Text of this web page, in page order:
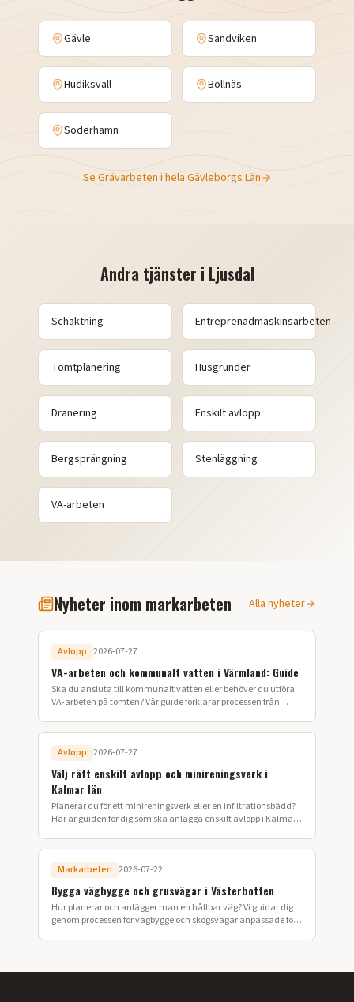
Gävle Sandviken
Hudiksvall Bollnäs
Söderhamn
Se Grävarbeten i hela Gävleborgs Län
Andra tjänster i Ljusdal
Schaktning Entreprenadmaskinsarbeten
Tomtplanering Husgrunder
Dränering Enskilt avlopp
Bergsprängning Stenläggning
VA-arbeten
Nyheter inom markarbeten Alla nyheter
Avlopp 2026-07-27
VA-arbeten och kommunalt vatten i Värmland: Guide
Ska du ansluta till kommunalt vatten eller behöver du utföra
VA-arbeten på tomten? Vår guide förklarar processen från
Avlopp 2026-07-27
Välj rätt enskilt avlopp och minireningsverk i
Kalmar län
Planerar du för ett minireningsverk eller en infiltrationsbädd?
Här är guiden för dig som ska anlägga enskilt avlopp i Kalmar
Markarbeten 2026-07-22
Bygga vägbygge och grusvägar i Västerbotten
Hur planerar och anlägger man en hållbar väg? Vi guidar dig
genom processen för vägbygge och skogsvägar anpassade för